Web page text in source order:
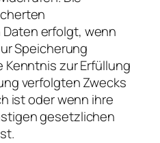
erfolgt, wenn
Speicherung
zur Erfüllung
verfolgten Zwecks
ist oder wenn ihre
gesetzlichen